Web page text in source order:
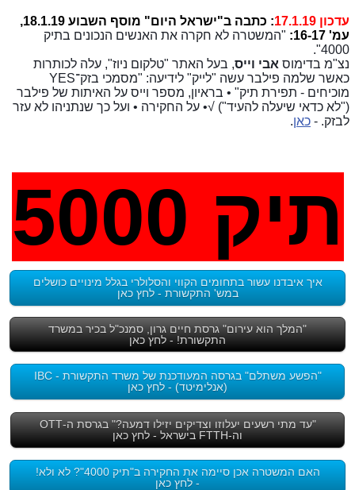
עדכון 17.1.19
: כתבה ב"ישראל היום" מוסף השבוע 18.1.19,
עמ' 16-17:
"המשטרה לא חקרה את האנשים הנכונים בתיק
4000".
נצ"מ בדימוס אבי וייס, בעל האתר "טלקום ניוז", עלה לכותרות
כאשר שלמה פילבר עשה "לייק" לידיעה: "מסמכי בזק־YES
מוכיחים - תפירת תיק" • בראיון, מספר וייס על האיתות של פילבר
("לא כדאי שיעלה להעיד") √• על החקירה • ועל כך שנתניהו לא עזר
לבזק. - כאן.
תיק 5000
איך איבדנו עשור בתחומים הקווי והסלולרי בגלל מינויים כושלים
במש' התקשורת - לחץ כאן
"המלך הוא עירום" גרסת חיים גרון, סמנכ"ל בכיר במשרד
התקשורת! - לחץ כאן
"הפשע משתלם" בגרסה המעודכנת של משרד התקשורת - IBC
(אנלימיטד) - לחץ כאן
"עד מתי רשעים יעלוזו וצדיקים יזילו דמעה?" בגרסת ה-OTT
וה-FTTH בישראל - לחץ כאן
האם המשטרה אכן סיימה את החקירה ב"תיק 4000"? לא ולא!
- לחץ כאן